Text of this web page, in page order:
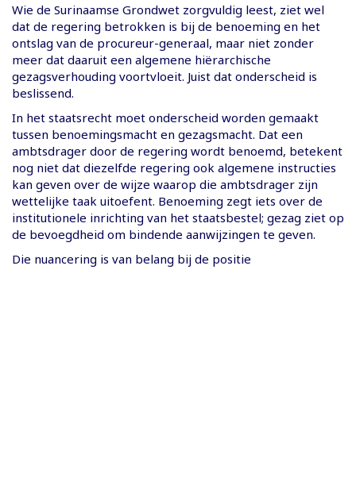
Wie de Surinaamse Grondwet zorgvuldig leest, ziet wel
dat de regering betrokken is bij de benoeming en het
ontslag van de procureur-generaal, maar niet zonder
meer dat daaruit een algemene hiërarchische
gezagsverhouding voortvloeit. Juist dat onderscheid is
beslissend.
In het staatsrecht moet onderscheid worden gemaakt
tussen benoemingsmacht en gezagsmacht. Dat een
ambtsdrager door de regering wordt benoemd, betekent
nog niet dat diezelfde regering ook algemene instructies
kan geven over de wijze waarop die ambtsdrager zijn
wettelijke taak uitoefent. Benoeming zegt iets over de
institutionele inrichting van het staatsbestel; gezag ziet op
de bevoegdheid om bindende aanwijzingen te geven.
Die nuancering is van belang bij de positie